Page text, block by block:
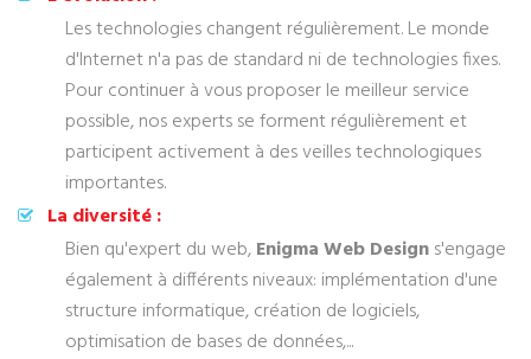
Les technologies changent régulièrement. Le monde
d'Internet n'a pas de standard ni de technologies fixes.
Pour continuer à vous proposer le meilleur service
possible, nos experts se forment régulièrement et
participent activement à des veilles technologiques
importantes.
La diversité :
Bien qu'expert du web,Enigma Web Designs'engage
également à différents niveaux: implémentation d'une
structure informatique, création de logiciels,
optimisation de bases de données,...